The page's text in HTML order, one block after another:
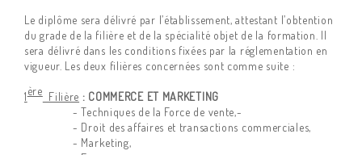
Le diplôme sera délivré par l’établissement, attestant l’obtention
du grade de la filière et de la spécialité objet de la formation. Il
sera délivré dans les conditions fixées par la réglementation en
vigueur. Les deux filières concernées sont comme suite :
1èreFilière : COMMERCE ET MARKETING
- Techniques de la Force de vente,-
- Droit des affaires et transactions commerciales,
- Marketing,